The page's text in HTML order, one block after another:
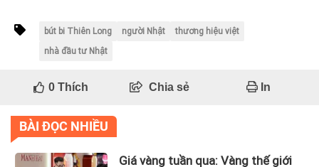
bút bi Thiên Long người Nhật
thương hiệu việt
nhà đầu tư Nhật
0Thích Chia sẻ In
BÀI ĐỌC NHIỀU
Giá vàng tuần qua: Vàng thế giới